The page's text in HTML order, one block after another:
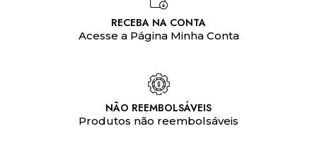
RECEBA NA CONTA
Acesse a Página Minha Conta
NÃO REEMBOLSÁVEIS
Produtos não reembolsáveis